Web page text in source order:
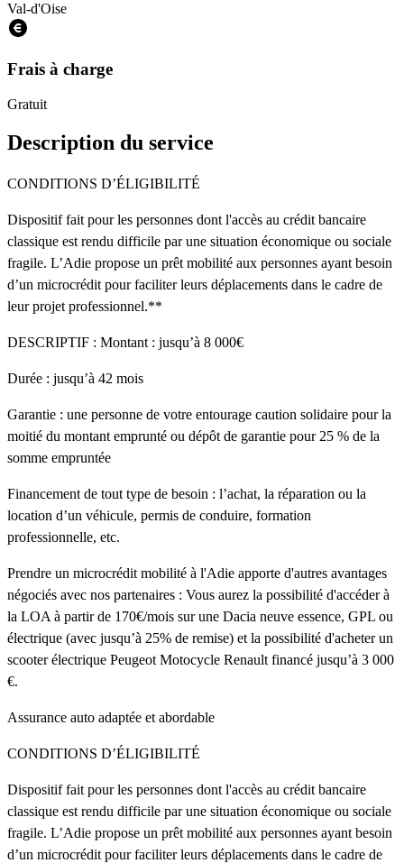
Val-d'Oise
Frais à charge
Gratuit
Description du service
CONDITIONS D’ÉLIGIBILITÉ
Dispositif fait pour les personnes dont l'accès au crédit bancaire
classique est rendu difficile par une situation économique ou sociale
fragile. L’Adie propose un prêt mobilité aux personnes ayant besoin
d’un microcrédit pour faciliter leurs déplacements dans le cadre de
leur projet professionnel.**
DESCRIPTIF : Montant : jusqu’à 8 000€
Durée : jusqu’à 42 mois
Garantie : une personne de votre entourage caution solidaire pour la
moitié du montant emprunté ou dépôt de garantie pour 25 % de la
somme empruntée
Financement de tout type de besoin : l’achat, la réparation ou la
location d’un véhicule, permis de conduire, formation
professionnelle, etc.
Prendre un microcrédit mobilité à l'Adie apporte d'autres avantages
négociés avec nos partenaires : Vous aurez la possibilité d'accéder à
la LOA à partir de 170€/mois sur une Dacia neuve essence, GPL ou
électrique (avec jusqu’à 25% de remise) et la possibilité d'acheter un
scooter électrique Peugeot Motocycle Renault financé jusqu’à 3 000
€.
Assurance auto adaptée et abordable
CONDITIONS D’ÉLIGIBILITÉ
Dispositif fait pour les personnes dont l'accès au crédit bancaire
classique est rendu difficile par une situation économique ou sociale
fragile. L’Adie propose un prêt mobilité aux personnes ayant besoin
d’un microcrédit pour faciliter leurs déplacements dans le cadre de